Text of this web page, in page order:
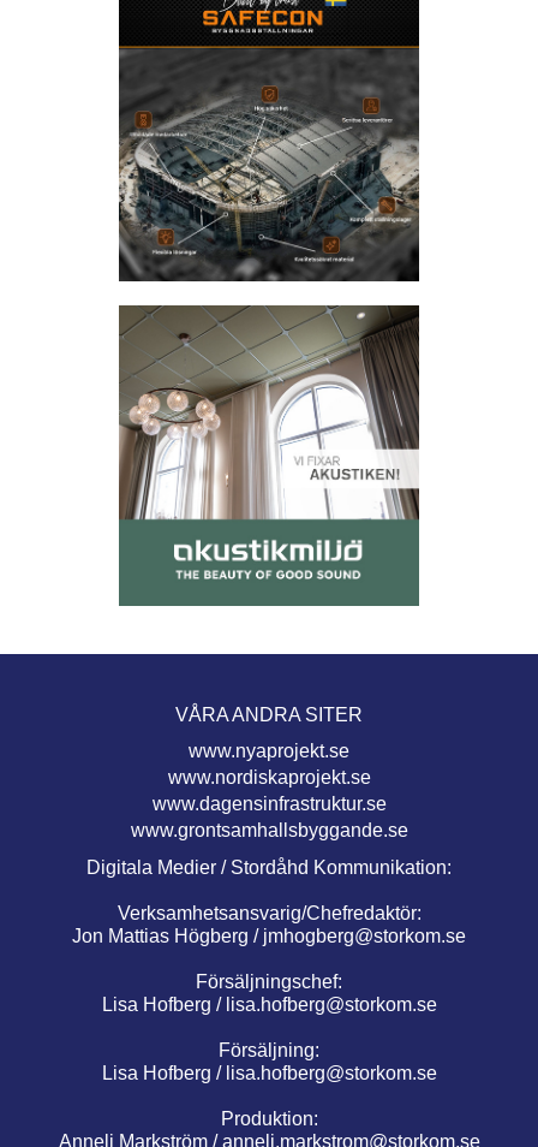
VÅRA ANDRA SITER
www.nyaprojekt.se
www.nordiskaprojekt.se
www.dagensinfrastruktur.se
www.grontsamhallsbyggande.se
Digitala Medier / Stordåhd Kommunikation:
Verksamhetsansvarig/Chefredaktör:
Jon Mattias Högberg / jmhogberg@storkom.se
Försäljningschef:
Lisa Hofberg / lisa.hofberg@storkom.se
Försäljning:
Lisa Hofberg / lisa.hofberg@storkom.se
Produktion:
Anneli Markström /anneli.markstrom@storkom.se